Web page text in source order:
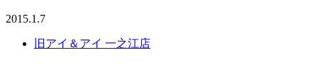
2015.1.7
旧アイ＆アイ 一之江店